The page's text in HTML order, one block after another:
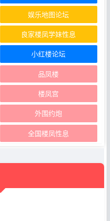
娱乐地图论坛
良家楼凤学妹性息
小红楼论坛
品凤楼
楼凤宫
外围约炮
全国楼凤性息